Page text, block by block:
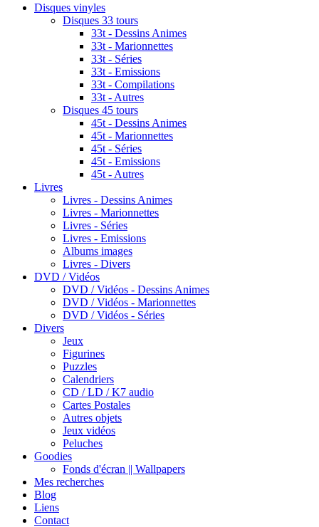
Disques vinyles
Disques 33 tours
33t - Dessins Animes
33t - Marionnettes
33t - Séries
33t - Emissions
33t - Compilations
33t - Autres
Disques 45 tours
45t - Dessins Animes
45t - Marionnettes
45t - Séries
45t - Emissions
45t - Autres
Livres
Livres - Dessins Animes
Livres - Marionnettes
Livres - Séries
Livres - Emissions
Albums images
Livres - Divers
DVD / Vidéos
DVD / Vidéos - Dessins Animes
DVD / Vidéos - Marionnettes
DVD / Vidéos - Séries
Divers
Jeux
Figurines
Puzzles
Calendriers
CD / LD / K7 audio
Cartes Postales
Autres objets
Jeux vidéos
Peluches
Goodies
Fonds d'écran || Wallpapers
Mes recherches
Blog
Liens
Contact